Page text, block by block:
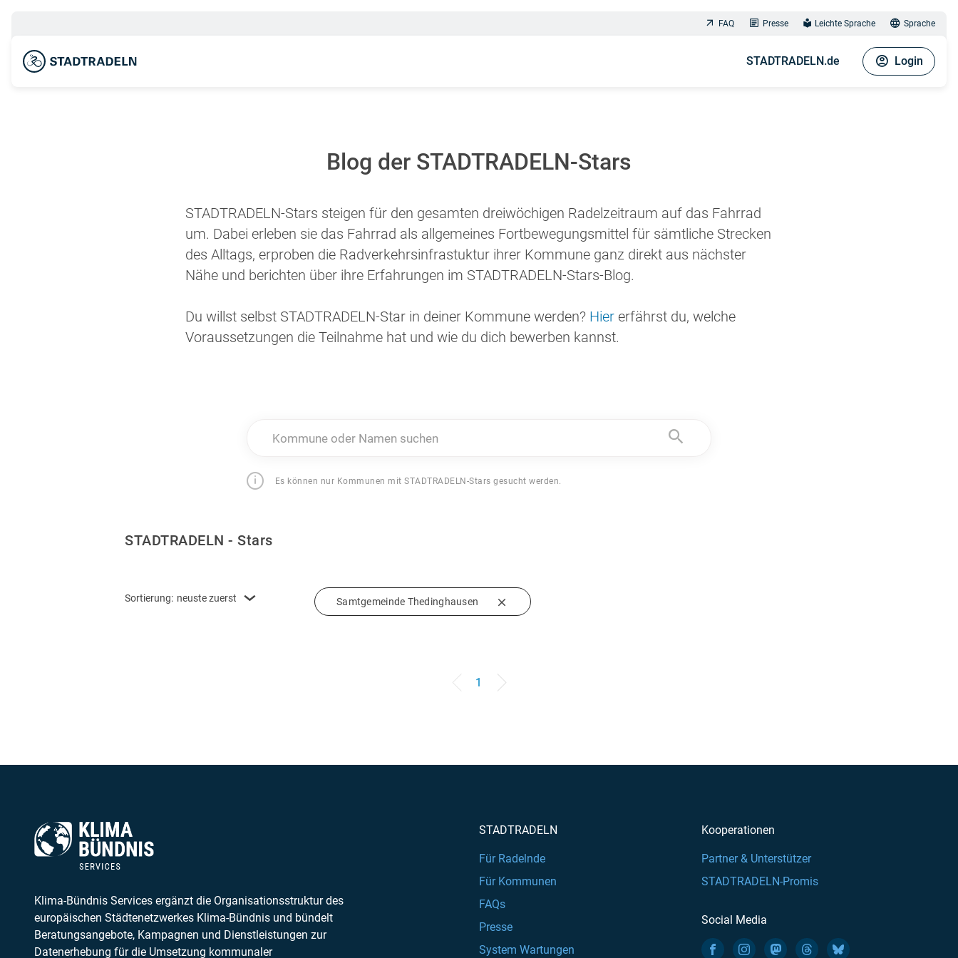
FAQ Presse Leichte Sprache Sprache
STADTRADELN.de Login
Blog der STADTRADELN-Stars
STADTRADELN-Stars steigen für den gesamten dreiwöchigen Radelzeitraum auf das Fahrrad
um. Dabei erleben sie das Fahrrad als allgemeines Fortbewegungsmittel für sämtliche Strecken
des Alltags, erproben die Radverkehrsinfrastuktur ihrer Kommune ganz direkt aus nächster
Nähe und berichten über ihre Erfahrungen im STADTRADELN-Stars-Blog.
Du willst selbst STADTRADELN-Star in deiner Kommune werden? Hier erfährst du, welche
Voraussetzungen die Teilnahme hat und wie du dich bewerben kannst.
Kommune oder Namen suchen
Es können nur Kommunen mit STADTRADELN-Stars gesucht werden.
STADTRADELN - Stars
Samtgemeinde Thedinghausen
Sortierung: neuste zuerst
1
Klima-Bündnis Services ergänzt die Organisationsstruktur des
europäischen Städtenetzwerkes Klima-Bündnis und bündelt
Beratungsangebote, Kampagnen und Dienstleistungen zur
Datenerhebung für die Umsetzung kommunaler
STADTRADELN
Für Radelnde
Für Kommunen
FAQs
Presse
System Wartungen
Kooperationen
Partner & Unterstützer
STADTRADELN-Promis
Social Media